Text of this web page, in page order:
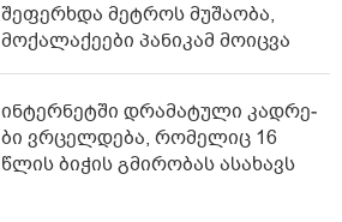
შეფერხდა მეტროს მუშაობა,
მოქალაქეები პანიკამ მოიცვა
ინ­ტერ­ნეტ­ში დრა­მა­ტუ­ლი კად­რე­
ბი ვრცელდება, რომელიც 16
წლის ბიჭის გმირობას ასახავს